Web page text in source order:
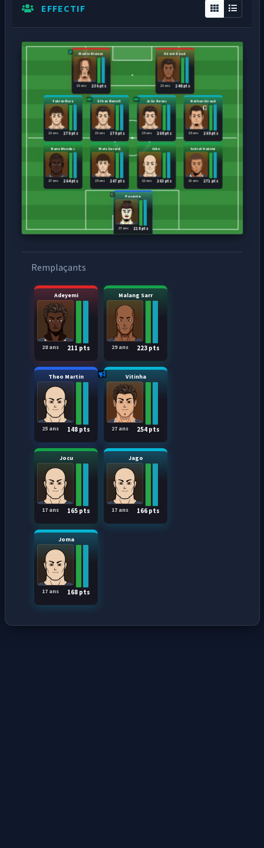
EFFECTIF
Passoire
218 pts
27 ans
Nuno Mendes
264 pts
27 ans
Malo Gerard
267 pts
25 ans
Giko
263 pts
22 ans
Achraf Hakimi
271 pts
21 ans
Fabian Ruiz
270 pts
22 ans
Ethan Benoit
270 pts
23 ans
Joâo Neves
268 pts
25 ans
Nathan Giraud
269 pts
25 ans
Martin Riviere
236 pts
23 ans
Désiré Doué
248 pts
23 ans
Remplaçants
Adeyemi
211 pts
28 ans
Malang Sarr
223 pts
29 ans
Theo Martin
148 pts
25 ans
Vitinha
254 pts
27 ans
Jocu
165 pts
17 ans
Jago
166 pts
17 ans
Joma
168 pts
17 ans